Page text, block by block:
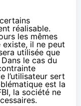
réalisable.
les mêmes
il ne peut
utilisée que
le cas du
l’utilisateur sert
est la
la société ne